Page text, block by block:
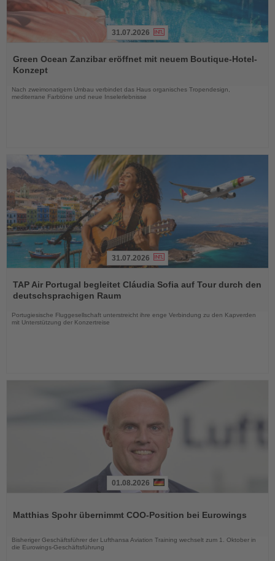
Sie
die
Nachrichten
31.07.2026
Green Ocean Zanzibar eröffnet mit neuem Boutique-Hotel-
Konzept
Nach zweimonatigem Umbau verbindet das Haus organisches Tropendesign,
mediterrane Farbtöne und neue Inselerlebnisse
Sie
die
31.07.2026
TAP Air Portugal begleitet Cláudia Sofia auf Tour durch den
deutschsprachigen Raum
Portugiesische Fluggesellschaft unterstreicht ihre enge Verbindung zu den Kapverden
mit Unterstützung der Konzertreise
die
01.08.2026
Matthias Spohr übernimmt COO-Position bei Eurowings
Bisheriger Geschäftsführer der Lufthansa Aviation Training wechselt zum 1. Oktober in
die Eurowings-Geschäftsführung